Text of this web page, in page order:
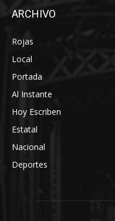
ARCHIVO
Rojas
Local
Portada
Al Instante
Hoy Escriben
Estatal
Nacional
Deportes